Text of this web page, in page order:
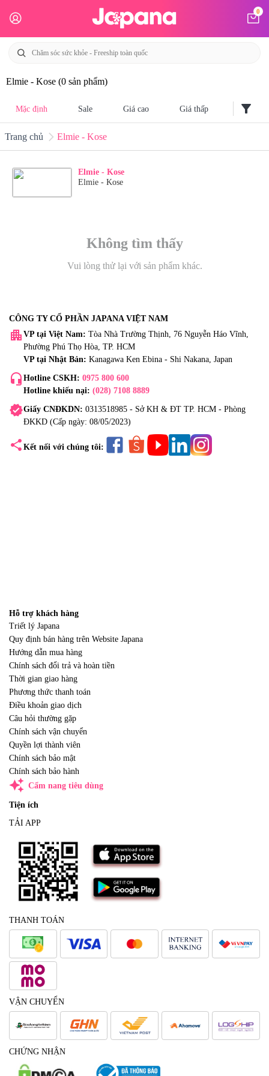
0
Elmie - Kose (0 sản phẩm)
Mặc định Sale Giá cao Giá thấp filter_alt
Trang chủ Elmie - Kose
Elmie - Kose
Elmie - Kose
Không tìm thấy
Vui lòng thử lại với sản phẩm khác.
CÔNG TY CỔ PHẦN JAPANA VIỆT NAM
apartment VP tại Việt Nam: Tòa Nhà Trường Thịnh, 76 Nguyễn Háo Vĩnh,
Phường Phú Thọ Hòa, TP. HCM
VP tại Nhật Bản: Kanagawa Ken Ebina - Shi Nakana, Japan
headset_mic Hotline CSKH: 0975 800 600
Hotline khiếu nại: (028) 7108 8889
verifiedGiấy CNĐKDN: 0313518985 - Sở KH & ĐT TP. HCM - Phòng
ĐKKD (Cấp ngày: 08/05/2023)
share Kết nối với chúng tôi:
Hỗ trợ khách hàng
Triết lý Japana
Quy định bán hàng trên Website Japana
Hướng dẫn mua hàng
Chính sách đổi trả và hoàn tiền
Thời gian giao hàng
Phương thức thanh toán
Điều khoản giao dịch
Câu hỏi thường gặp
Chính sách vận chuyển
Quyền lợi thành viên
Chính sách bảo mật
Chính sách bảo hành
auto_awesome Cẩm nang tiêu dùng
Tiện ích
TẢI APP
THANH TOÁN
VẬN CHUYỂN
CHỨNG NHẬN